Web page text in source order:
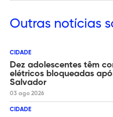
Outras notícias
CIDADE
Dez adolescentes têm
elétricos bloqueadas
Salvador
03 ago 2026
CIDADE